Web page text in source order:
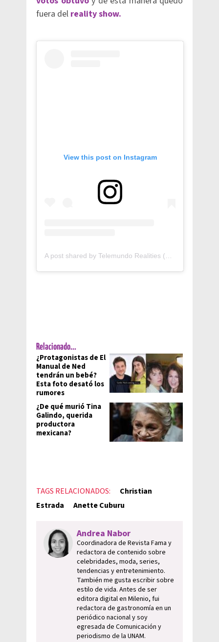
fuera del reality show.
View this post on Instagram
A post shared by Telemundo Realities (@telemundorealities)
Relacionado...
¿Protagonistas de El
Manual de Ned
tendrán un bebé?
Esta foto desató los
rumores
¿De qué murió Tina
Galindo, querida
productora
mexicana?
TAGS RELACIONADOS:
Christian
Estrada
Anette Cuburu
Andrea Nabor
Coordinadora de Revista Fama y
redactora de contenido sobre
celebridades, moda, series,
tendencias y entretenimiento.
También me gusta escribir sobre
estilo de vida. Antes de ser
editora digital en Milenio, fui
redactora de gastronomía en un
periódico nacional y soy
egresada de Comunicación y
periodismo de la UNAM.